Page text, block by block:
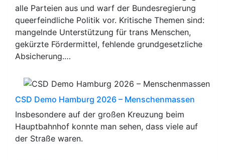
alle Parteien aus und warf der Bundesregierung
queerfeindliche Politik vor. Kritische Themen sind:
mangelnde Unterstützung für trans Menschen,
gekürzte Fördermittel, fehlende grundgesetzliche
Absicherung.…
CSD Demo Hamburg 2026 – Menschenmassen
Insbesondere auf der großen Kreuzung beim
Hauptbahnhof konnte man sehen, dass viele auf
der Straße waren.